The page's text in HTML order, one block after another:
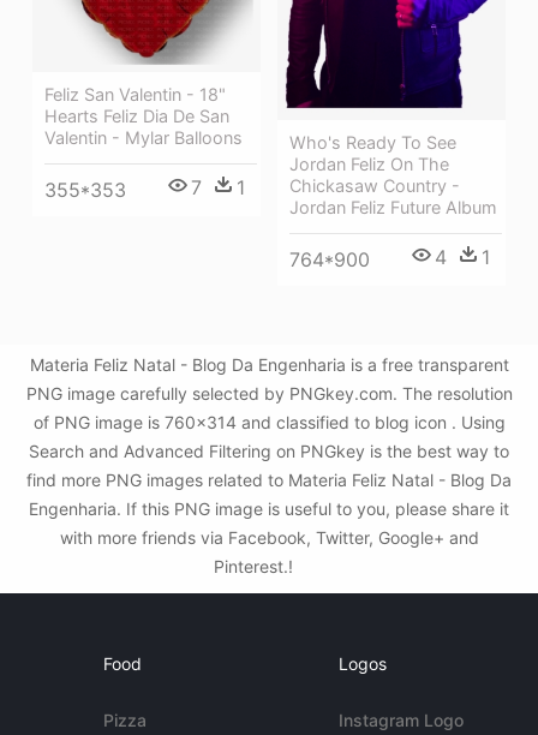
Who's Ready To See
Jordan Feliz On The
Chickasaw Country -
Jordan Feliz Future Album
764*900 4 1
Feliz San Valentin - 18"
Hearts Feliz Dia De San
Valentin - Mylar Balloons
355*353 7 1
Materia Feliz Natal - Blog Da Engenharia is a free transparent
PNG image carefully selected by PNGkey.com. The resolution
of PNG image is 760x314 and classified to blog icon . Using
Search and Advanced Filtering on PNGkey is the best way to
find more PNG images related to Materia Feliz Natal - Blog Da
Engenharia. If this PNG image is useful to you, please share it
with more friends via Facebook, Twitter, Google+ and
Pinterest.!
Food
Pizza
Logos
Instagram Logo